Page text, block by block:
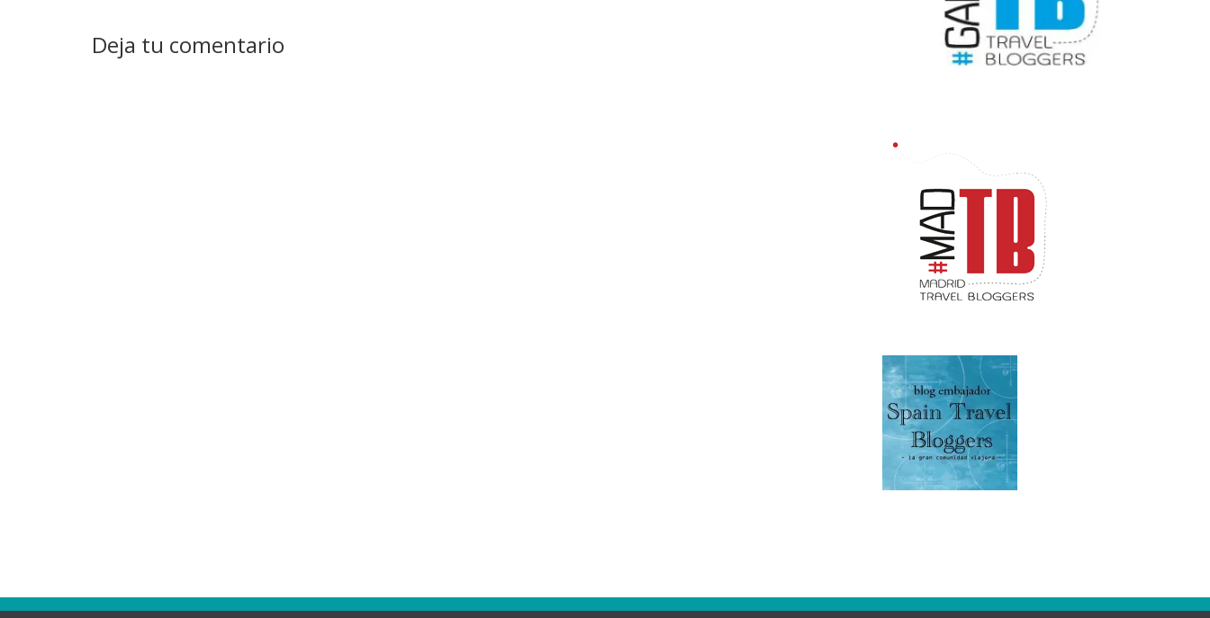
Deja tu comentario